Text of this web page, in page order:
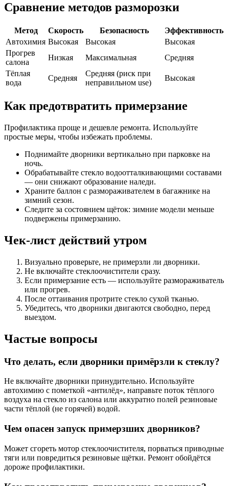
Сравнение методов разморозки
Метод Скорость Безопасность
Эффективность
Автохимия Высокая Высокая
Высокая
Прогрев
салона
Низкая Максимальная
Средняя
Тёплая
вода
Средняя
Средняя (риск при
неправильном use)
Высокая
Как предотвратить примерзание
Профилактика проще и дешевле ремонта. Используйте
простые меры, чтобы избежать проблемы.
Поднимайте дворники вертикально при парковке на
ночь.
Обрабатывайте стекло водоотталкивающими составами
— они снижают образование наледи.
Храните баллон с размораживателем в багажнике на
зимний сезон.
Следите за состоянием щёток: зимние модели меньше
подвержены примерзанию.
Чек-лист действий утром
Визуально проверьте, не примерзли ли дворники.
Не включайте стеклоочистители сразу.
Если примерзание есть — используйте размораживатель
или прогрев.
После оттаивания протрите стекло сухой тканью.
Убедитесь, что дворники двигаются свободно, перед
выездом.
Частые вопросы
Что делать, если дворники примёрзли к стеклу?
Не включайте дворники принудительно. Используйте
автохимию с пометкой «антилёд», направьте поток тёплого
воздуха на стекло из салона или аккуратно полей резиновые
части тёплой (не горячей) водой.
Чем опасен запуск примерзших дворников?
Может сгореть мотор стеклоочистителя, порваться приводные
тяги или повредиться резиновые щётки. Ремонт обойдётся
дороже профилактики.